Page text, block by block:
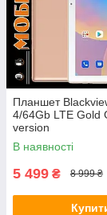
Планшет
4/64Gb LTE Gold
version
В наявності
5 499 ₴ 8 999 ₴